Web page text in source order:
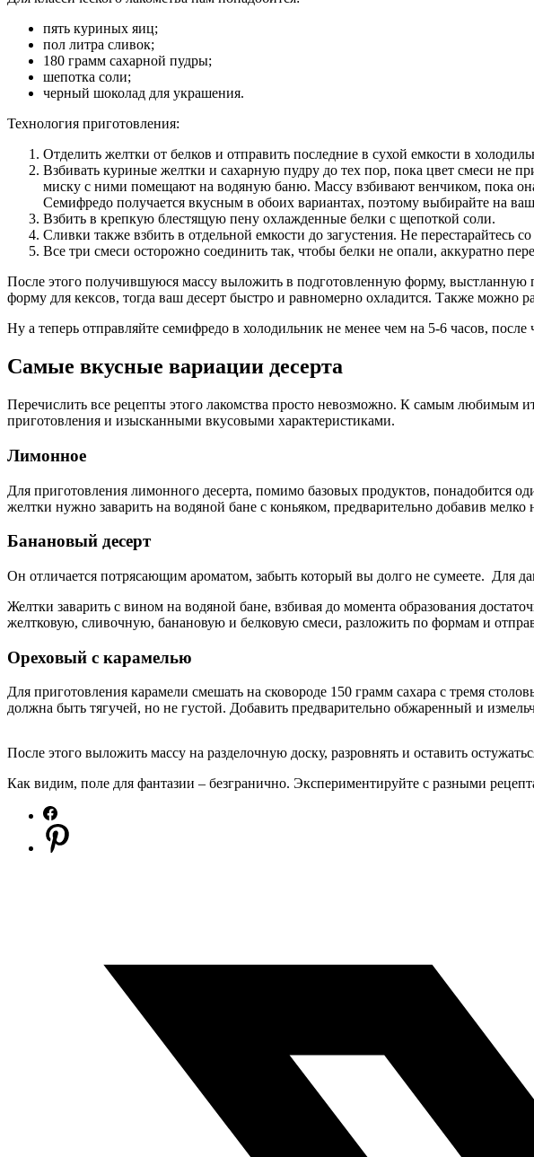
пять куриных яиц;
пол литра сливок;
180 грамм сахарной пудры;
шепотка соли;
черный шоколад для украшения.
Технология приготовления:
Отделить желтки от белков и отправить последние в сухой емкости в
Взбивать куриные желтки и сахарную пудру до тех пор, пока цвет смеси не
миску с ними помещают на водяную баню. Массу взбивают венчиком, пока
Семифредо получается вкусным в обоих вариантах, поэтому выбирайте на
Взбить в крепкую блестящую пену охлажденные белки с щепоткой соли.
Сливки также взбить в отдельной емкости до загустения. Не перестарайтесь
Все три смеси осторожно соединить так, чтобы белки не опали, аккуратно
После этого получившуюся массу выложить в подготовленную форму, выстланную
форму для кексов, тогда ваш десерт быстро и равномерно охладится. Также можно
Ну а теперь отправляйте семифредо в холодильник не менее чем на 5-6 часов,
Самые вкусные вариации десерта
Перечислить все рецепты этого лакомства просто невозможно. К самым любимым
приготовления и изысканными вкусовыми характеристиками.
Лимонное
Для приготовления лимонного десерта, помимо базовых продуктов, понадобится
желтки нужно заварить на водяной бане с коньяком, предварительно добавив
Банановый десерт
Он отличается потрясающим ароматом, забыть который вы долго не сумеете. Для
Желтки заварить с вином на водяной бане, взбивая до момента образования
желтковую, сливочную, банановую и белковую смеси, разложить по формам и
Ореховый с карамелью
Для приготовления карамели смешать на сковороде 150 грамм сахара с тремя
должна быть тягучей, но не густой. Добавить предварительно обжаренный и
После этого выложить массу на разделочную доску, разровнять и оставить
Как видим, поле для фантазии – безгранично. Экспериментируйте с разными